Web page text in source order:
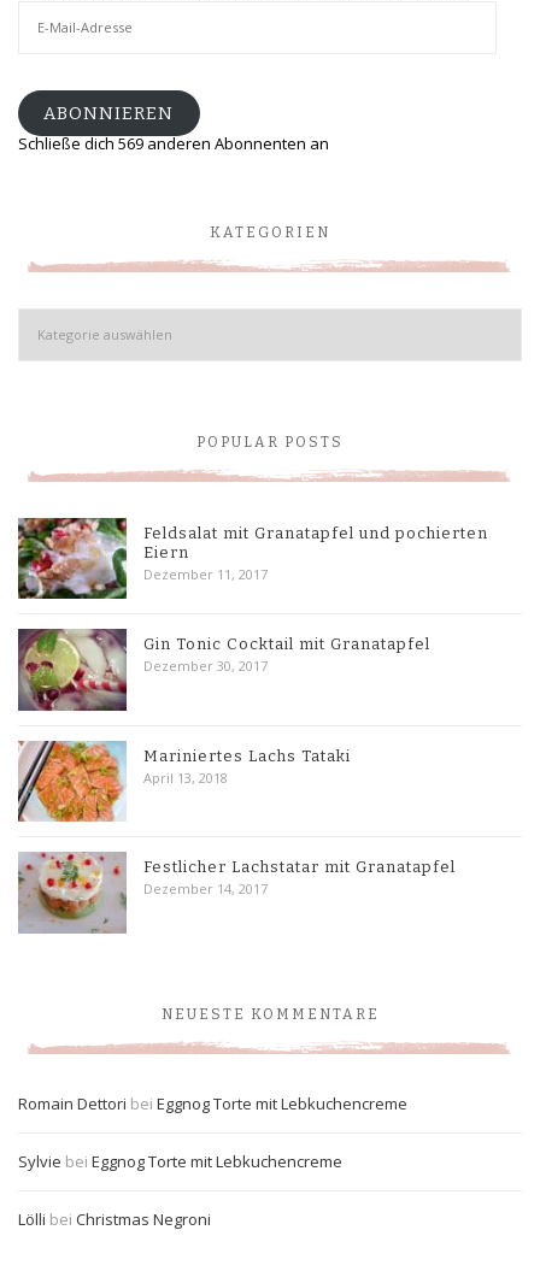
ABONNIEREN
Schließe dich 569 anderen Abonnenten an
KATEGORIEN
Kategorien
POPULAR POSTS
Feldsalat mit Granatapfel und pochierten
Eiern
Dezember 11, 2017
Gin Tonic Cocktail mit Granatapfel
Dezember 30, 2017
Mariniertes Lachs Tataki
April 13, 2018
Festlicher Lachstatar mit Granatapfel
Dezember 14, 2017
NEUESTE KOMMENTARE
Romain Dettori bei Eggnog Torte mit Lebkuchencreme
Sylvie bei Eggnog Torte mit Lebkuchencreme
Lölli bei Christmas Negroni